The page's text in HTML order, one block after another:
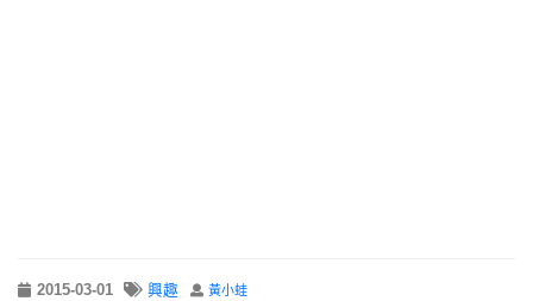
2015-03-01 興趣 黃小蛙